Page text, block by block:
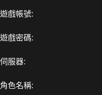
遊戲帳號:
遊戲密碼:
伺服器:
角色名稱: